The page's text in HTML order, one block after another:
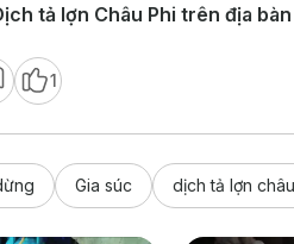
tả lợn Châu Phi trên địa
1
Gia súc dịch tả lợn